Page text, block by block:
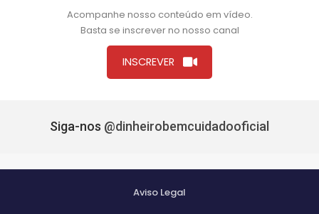
Acompanhe nosso conteúdo em vídeo.
Basta se inscrever no nosso canal
INSCREVER
Siga-nos @dinheirobemcuidadooficial
Aviso Legal